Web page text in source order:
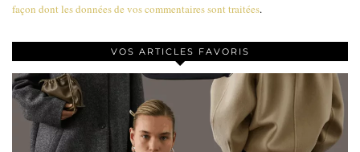
façon dont les données de vos commentaires sont traitées.
VOS ARTICLES FAVORIS